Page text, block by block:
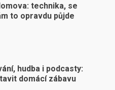
technika, se
to opravdu půjde
hudba i podcasty:
domácí zábavu